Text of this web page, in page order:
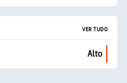
VER TUDO
Alto